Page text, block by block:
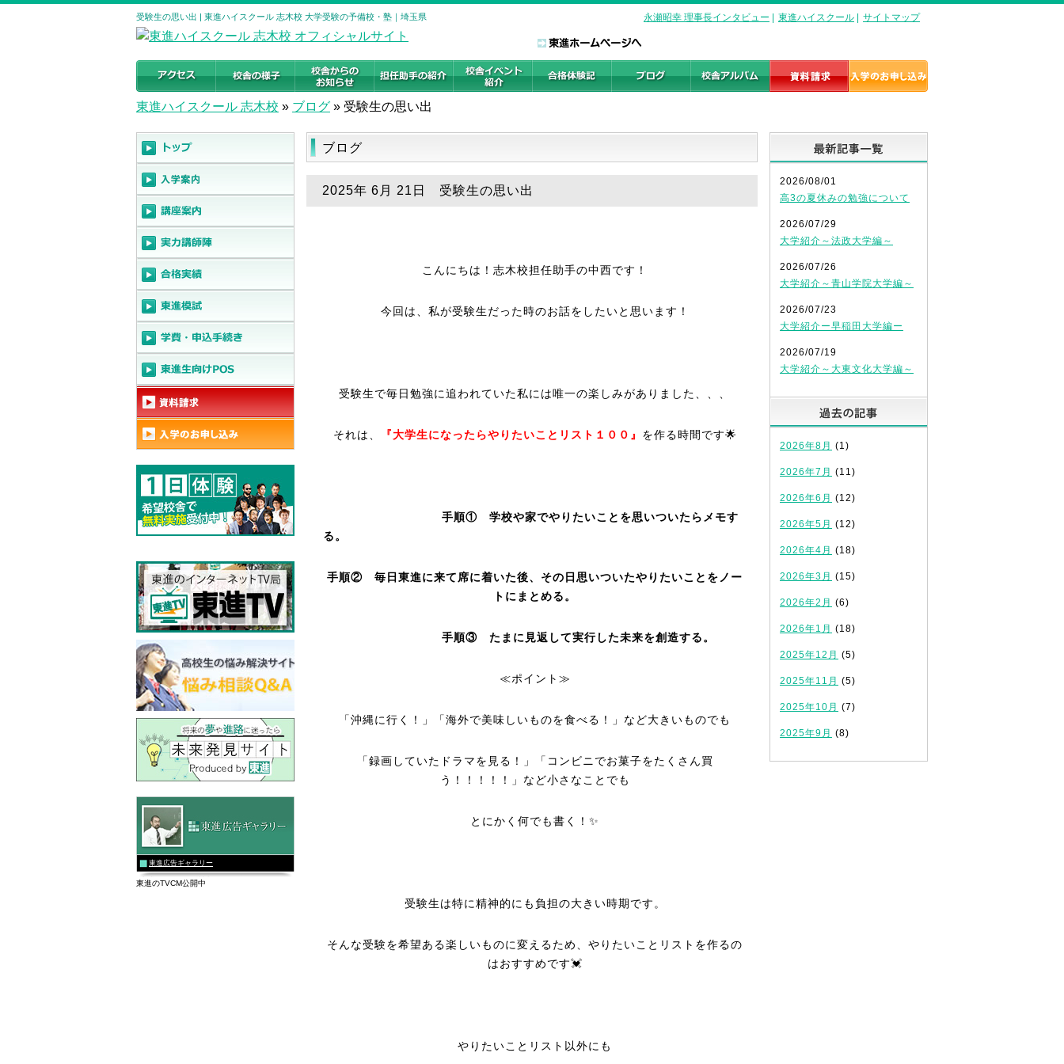
受験生の思い出 | 東進ハイスクール 志木校 大学受験の予備校・塾｜埼玉県 永瀬昭幸 理事長インタビュー 東進ハイスクール サイトマップ
東進ハイスクール 志木校 » ブログ » 受験生の思い出
ブログ
2025年 6月 21日 受験生の思い出
こんにちは！志木校担任助手の中西です！
今回は、私が受験生だった時のお話をしたいと思います！
受験生で毎日勉強に追われていた私には唯一の楽しみがありました、、、
それは、 『大学生になったらやりたいことリスト１００』 を作る時間です🌟
手順① 学校や家でやりたいことを思いついたらメモす
る。
手順② 毎日東進に来て席に着いた後、その日思いついたやりたいことをノー
トにまとめる。
手順③ たまに見返して実行した未来を創造する。
≪ポイント≫
「沖縄に行く！」「海外で美味しいものを食べる！」など大きいものでも
「録画していたドラマを見る！」「コンビニでお菓子をたくさん買
う！！！！！」など小さなことでも
とにかく何でも書く！✨
受験生は特に精神的にも負担の大きい時期です。
そんな受験を希望ある楽しいものに変えるため、やりたいことリストを作るの
はおすすめです💓
やりたいことリスト以外にも
2026/08/01
高3の夏休みの勉強について
2026/07/29
大学紹介～法政大学編～
2026/07/26
大学紹介～青山学院大学編～
2026/07/23
大学紹介ー早稲田大学編ー
2026/07/19
大学紹介～大東文化大学編～
2026年8月 (1)
2026年7月 (11)
2026年6月 (12)
2026年5月 (12)
2026年4月 (18)
2026年3月 (15)
2026年2月 (6)
2026年1月 (18)
2025年12月 (5)
2025年11月 (5)
2025年10月 (7)
2025年9月 (8)
東進広告ギャラリー
東進のTVCM公開中